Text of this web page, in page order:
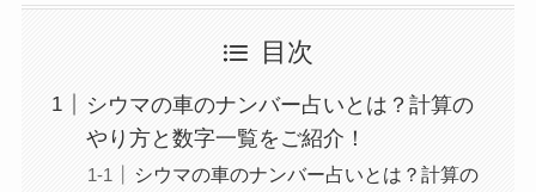
目次
シウマの車のナンバー占いとは？計算の
やり方と数字一覧をご紹介！
シウマの車のナンバー占いとは？計算の